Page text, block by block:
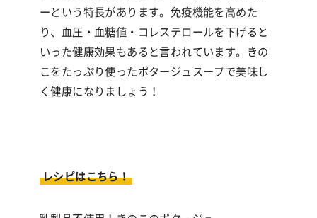
ーという特長があります。免疫機能を高めた
り、血圧・血糖値・コレステロールを下げると
いった健康効果もあると言われています。
きの
こをたっぷり使ったポタージュスープで美味し
く健康になりましょう！
レシピはこちら！